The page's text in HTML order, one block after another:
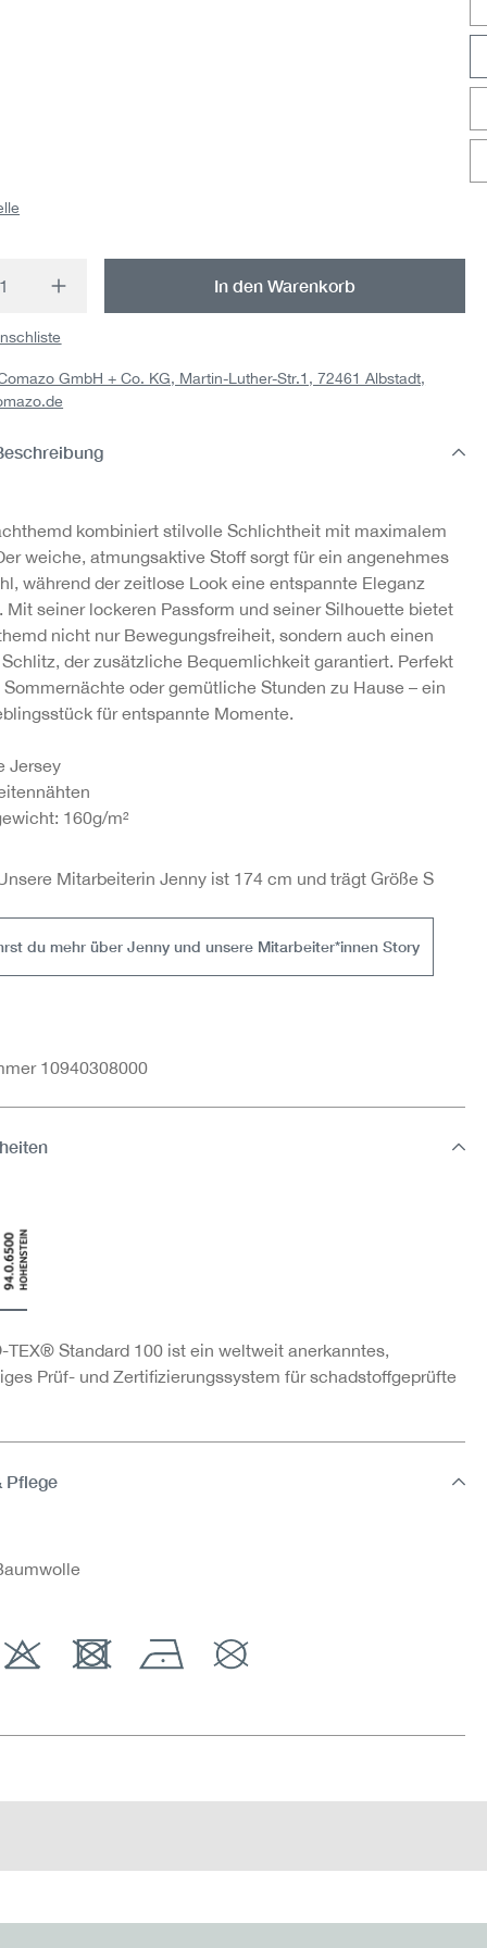
Anzahl: Gib den gewünschten Wert
In den Warenkorb
GmbH + Co. KG, Martin-Luther-Str.1, 72461 Albstadt,
kombiniert stilvolle Schlichtheit mit maximalem
weiche, atmungsaktive Stoff sorgt für ein angenehmes
während der zeitlose Look eine entspannte Eleganz
Mit seiner lockeren Passform und seiner Silhouette bietet
nicht nur Bewegungsfreiheit, sondern auch einen
der zusätzliche Bequemlichkeit garantiert. Perfekt
oder gemütliche Stunden zu Hause – ein
für entspannte Momente.
Jersey
160g/m²
Mitarbeiterin Jenny ist 174 cm und trägt Größe S
du mehr über Jenny und unsere Mitarbeiter*innen Story
10940308000
TEX® Standard 100 ist ein weltweit anerkanntes,
Prüf- und Zertifizierungssystem für schadstoffgeprüfte
Pflege